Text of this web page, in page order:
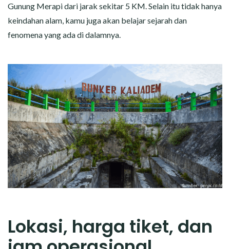
Gunung Merapi dari jarak sekitar 5 KM. Selain itu tidak hanya
keindahan alam, kamu juga akan belajar sejarah dan
fenomena yang ada di dalamnya.
Lokasi, harga tiket, dan